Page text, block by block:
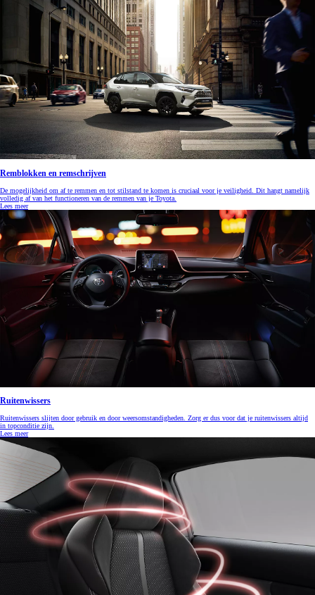
Remblokken en remschrijven
De mogelijkheid om af te remmen en tot stilstand te komen is cruciaal voor je veiligheid. Dit hangt namelijk
volledig af van het functioneren van de remmen van je Toyota.
Lees meer
Ruitenwissers
Ruitenwissers slijten door gebruik en door weersomstandigheden. Zorg er dus voor dat je ruitenwissers altijd
in topconditie zijn.
Lees meer